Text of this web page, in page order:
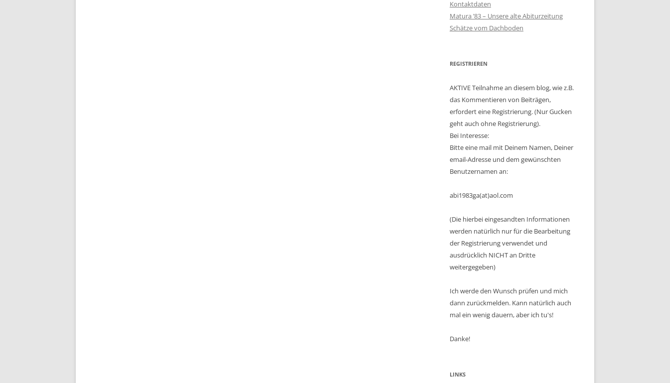
Kontaktdaten
Matura ’83 – Unsere alte Abiturzeitung
Schätze vom Dachboden
REGISTRIEREN
AKTIVE Teilnahme an diesem blog, wie z.B.
das Kommentieren von Beiträgen,
erfordert eine Registrierung. (Nur Gucken
geht auch ohne Registrierung).
Bei Interesse:
Bitte eine mail mit Deinem Namen, Deiner
email-Adresse und dem gewünschten
Benutzernamen an:
abi1983ga(at)aol.com
(Die hierbei eingesandten Informationen
werden natürlich nur für die Bearbeitung
der Registrierung verwendet und
ausdrücklich NICHT an Dritte
weitergegeben)
Ich werde den Wunsch prüfen und mich
dann zurückmelden. Kann natürlich auch
mal ein wenig dauern, aber ich tu's!
Danke!
LINKS